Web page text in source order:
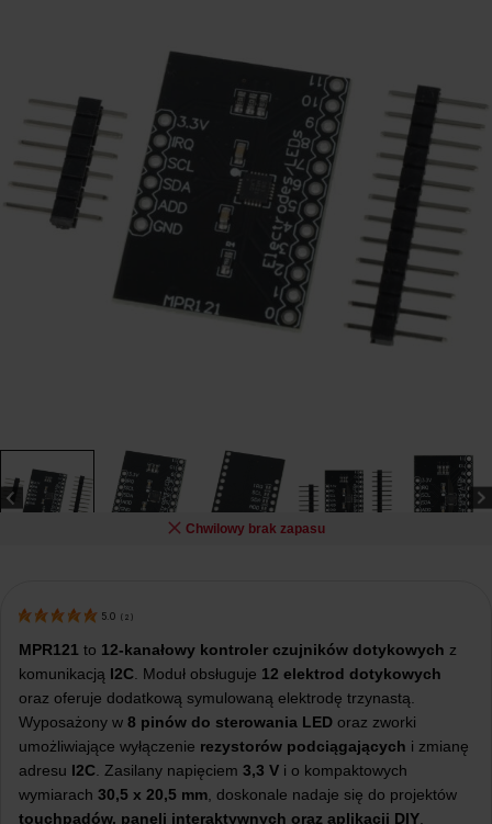
Chwilowy brak zapasu
5.0 ( 2 )
MPR121 to 12-kanałowy kontroler czujników dotykowych z
komunikacją I2C . Moduł obsługuje 12 elektrod dotykowych
oraz oferuje dodatkową symulowaną elektrodę trzynastą.
Wyposażony w 8 pinów do sterowania LED oraz zworki
umożliwiające wyłączenie rezystorów podciągających i zmianę
adresu I2C . Zasilany napięciem 3,3 V i o kompaktowych
wymiarach 30,5 x 20,5 mm , doskonale nadaje się do projektów
touchpadów, paneli interaktywnych oraz aplikacji DIY